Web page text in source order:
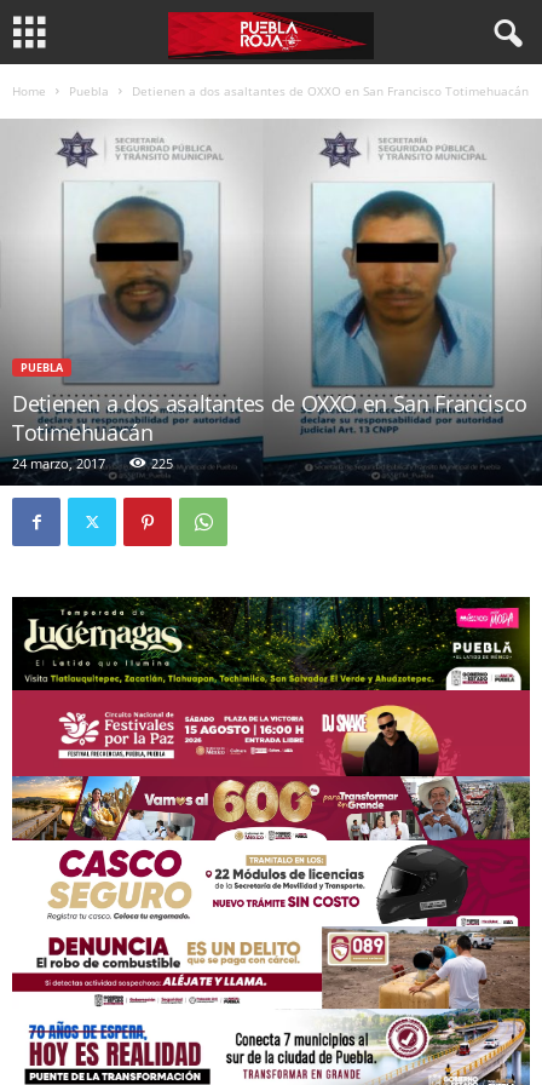
Home Puebla Detienen a dos asaltantes de OXXO en San Francisco Totimehuacán
PUEBLA
Detienen a dos asaltantes de OXXO en San Francisco
Totimehuacán
24 marzo, 2017 225